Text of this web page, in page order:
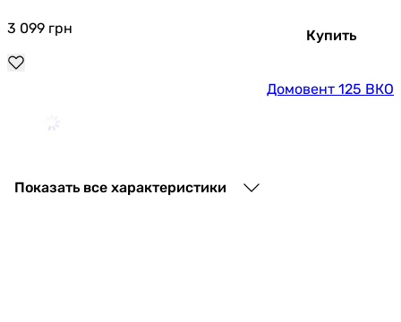
3 099 грн Купить
Домовент 125 ВКО
528
Показать все характеристики